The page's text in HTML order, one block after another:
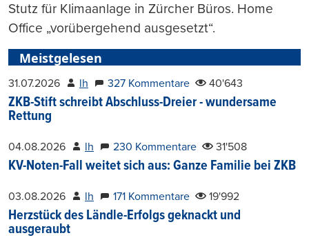
Stutz für Klimaanlage in Zürcher Büros. Home
Office „vorübergehend ausgesetzt“.
Meistgelesen
31.07.2026 lh 327 Kommentare 40'643
ZKB-Stift schreibt Abschluss-Dreier - wundersame
Rettung
04.08.2026 lh 230 Kommentare 31'508
KV-Noten-Fall weitet sich aus: Ganze Familie bei ZKB
03.08.2026 lh 171 Kommentare 19'992
Herzstück des Ländle-Erfolgs geknackt und
ausgeraubt